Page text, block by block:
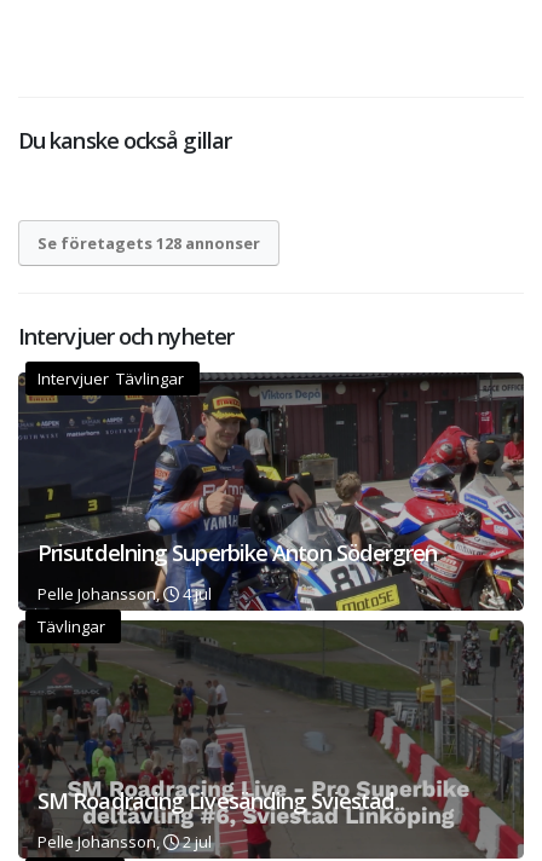
Du kanske också gillar
Se företagets 128 annonser
Intervjuer och nyheter
Intervjuer Tävlingar
Prisutdelning Superbike Anton Södergren
Pelle Johansson,
4 jul
Tävlingar
SM Roadracing Livesänding Sviestad
Pelle Johansson,
2 jul